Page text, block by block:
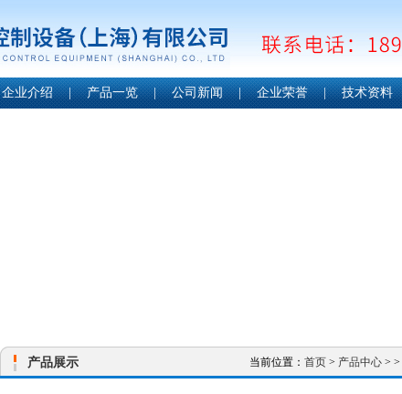
企业介绍 | 产品一览 | 公司新闻 | 企业荣誉 | 技术资料
产品展示 当前位置： 首页 > 产品中心 > >